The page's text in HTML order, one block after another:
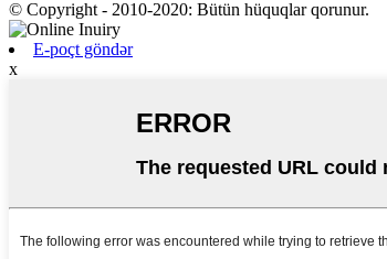
© Copyright - 2010-2020: Bütün hüquqlar qorunur.
E-poçt göndər
x